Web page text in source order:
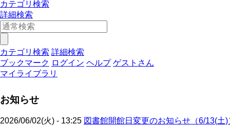
カテゴリ検索
詳細検索
カテゴリ検索 詳細検索
ブックマーク ログイン ヘルプ ゲストさん
マイライブラリ
お知らせ
2026/06/02(火) - 13:25 図書館開館日変更のお知らせ（6/13(土)